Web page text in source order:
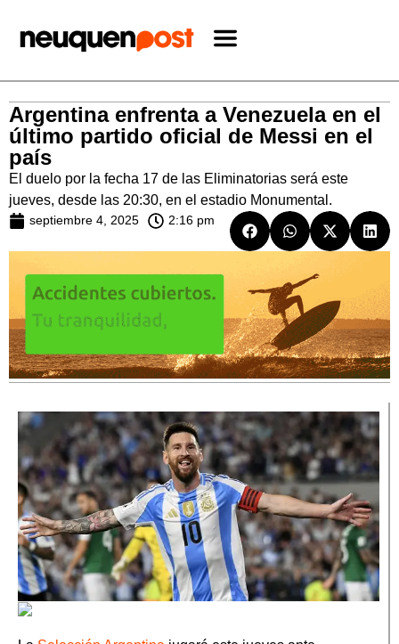
Argentina enfrenta a Venezuela en el
último partido oficial de Messi en el
país
El duelo por la fecha 17 de las Eliminatorias será este
jueves, desde las 20:30, en el estadio Monumental.
septiembre 4, 2025 2:16 pm